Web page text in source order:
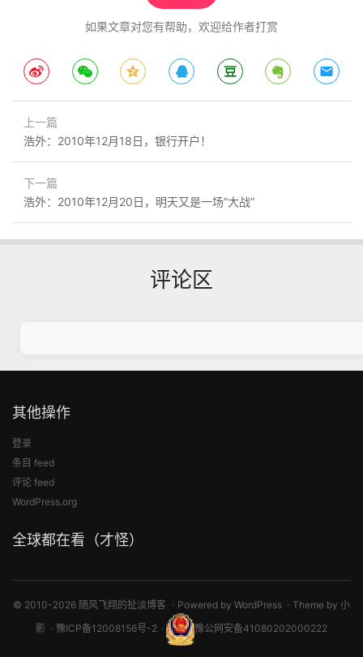
如果文章对您有帮助，欢迎给作者打赏
上一篇
浩外：2010年12月18日，银行开户！
下一篇
浩外：2010年12月20日，明天又是一场“大战”
评论区
其他操作
登录
条目 feed
评论 feed
WordPress.org
全球都在看（才怪）
© 2010-2026 随风飞翔的扯淡博客 Powered by WordPress Theme by 小
影
豫ICP备12008156号-2 豫公网安备41080202000222